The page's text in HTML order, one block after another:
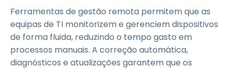
Ferramentas de gestão remota permitem que as
equipas de TI monitorizem e gerenciem dispositivos
de forma fluida, reduzindo o tempo gasto em
processos manuais. A correção automática,
diagnósticos e atualizações garantem que os